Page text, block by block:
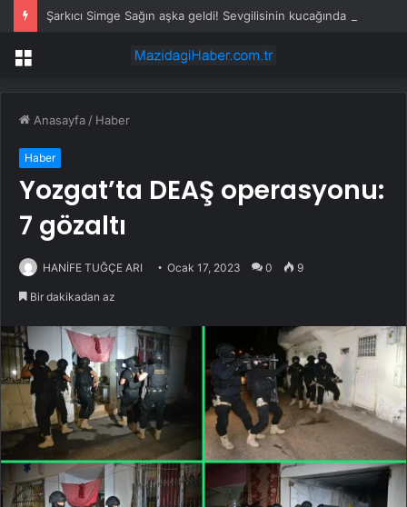
Menü
Anasayfa / Haber
Haber
Yozgat’ta DEAŞ operasyonu:
7 gözaltı
HANİFE TUĞÇE ARI Ocak 17, 2023 0 9
Bir dakikadan az